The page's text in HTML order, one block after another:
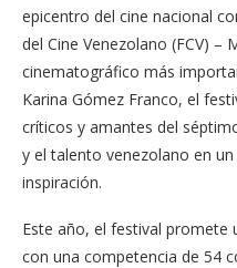
epicentro del cine nacional
del Cine Venezolano (FCV) –
cinematográfico más
Karina Gómez Franco, el
críticos y amantes del
y el talento venezolano en
inspiración.
Este año, el festival promete
con una competencia de 54